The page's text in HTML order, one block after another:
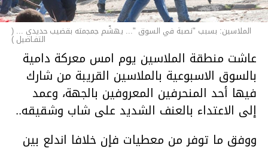
الملاسين: بسبب "نصبة في السوق "... يهشّم جمجمته بقضيب حديدي ... (
التفـاصيل )
عاشت منطقة الملاسين يوم امس معركة دامية
بالسوق الاسبوعية بالملاسين القريبة من شارك
فيها أحد المنحرفين المعروفين بالجهة، وعمد
إلى الاعتداء بالعنف الشديد على شاب وشقيقه..
ووفق ما توفر من معطيات فإن خلافا اندلع بين